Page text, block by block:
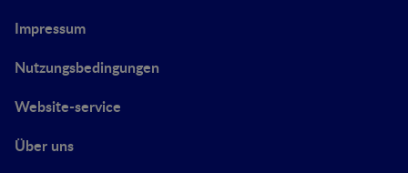
Impressum
Nutzungsbedingungen
Website-service
Über uns